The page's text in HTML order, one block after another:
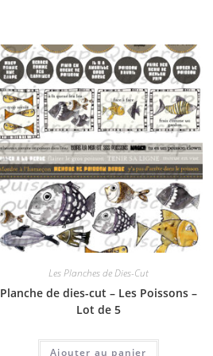
Les Planches de Dies-Cut
Planche de dies-cut – Les Poissons –
Lot de 5
Ajouter au panier